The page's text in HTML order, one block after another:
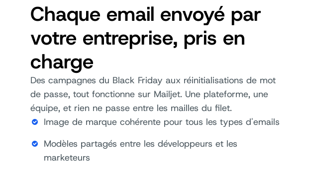
Chaque email envoyé par
votre entreprise, pris en
charge
Des campagnes du Black Friday aux réinitialisations de mot
de passe, tout fonctionne sur Mailjet. Une plateforme, une
équipe, et rien ne passe entre les mailles du filet.
Image de marque cohérente pour tous les types d'emails
Modèles partagés entre les développeurs et les
marketeurs